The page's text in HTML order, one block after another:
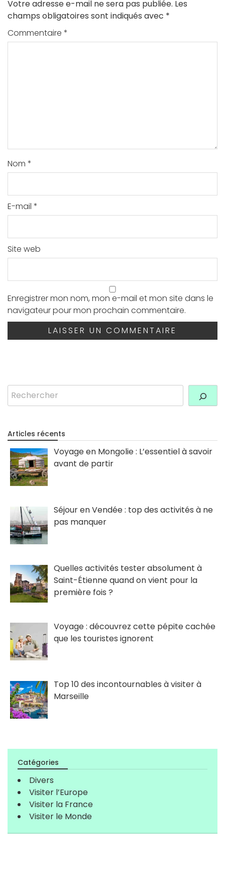
Votre adresse e-mail ne sera pas publiée. Les
champs obligatoires sont indiqués avec *
Commentaire *
Nom *
E-mail *
Site web
Enregistrer mon nom, mon e-mail et mon site dans le
navigateur pour mon prochain commentaire.
Rechercher
Articles récents
Voyage en Mongolie : L’essentiel à savoir
avant de partir
Séjour en Vendée : top des activités à ne
pas manquer
Quelles activités tester absolument à
Saint-Étienne quand on vient pour la
première fois ?
Voyage : découvrez cette pépite cachée
que les touristes ignorent
Top 10 des incontournables à visiter à
Marseille
Catégories
Divers
Visiter l’Europe
Visiter la France
Visiter le Monde